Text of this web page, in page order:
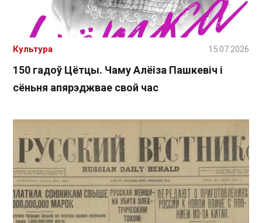
150 гадоў Цётцы. Чаму Алёіза Пашкевіч і
сёньня апярэджвае свой час
Культура 15.07.2026